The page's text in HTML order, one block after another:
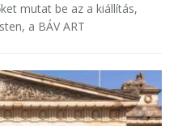
mutat be az a kiállítás,
a BÁV ART